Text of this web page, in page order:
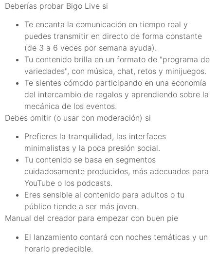
Deberías probar Bigo Live si
Te encanta la comunicación en tiempo real y
puedes transmitir en directo de forma constante
(de 3 a 6 veces por semana ayuda).
Tu contenido brilla en un formato de "programa de
variedades", con música, chat, retos y minijuegos.
Te sientes cómodo participando en una economía
del intercambio de regalos y aprendiendo sobre la
mecánica de los eventos.
Debes omitir (o usar con moderación) si
Prefieres la tranquilidad, las interfaces
minimalistas y la poca presión social.
Tu contenido se basa en segmentos
cuidadosamente producidos, más adecuados para
YouTube o los podcasts.
Eres sensible al contenido para adultos o tu
público tiende a ser más joven.
Manual del creador para empezar con buen pie
El lanzamiento contará con noches temáticas y un
horario predecible.